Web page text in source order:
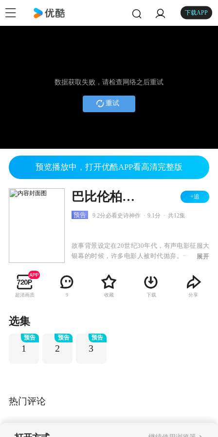
下载APP
数据获取失败，请检查网络之后重试
重试
预览播放中，打开优酷APP看高清完整版
巴比伦柏林 第三季 +追
预告 9.2分必看史诗神作 9.1分 共12集
故事背景设定在20世纪30年代，有声电影征服大
银幕的时候，许多电影人被时代抛弃。一个巨星
发现了这个光鲜亮丽的产业的黑暗面。
展开
超清画质 9 收藏 下载 分享
选集
1
预告
2
预告
3
预告
热门评论